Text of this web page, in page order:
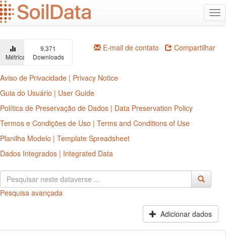
Ir
para
o
principal
Métricas
9,371
Downloads
E-mail de contato Compartilhar
Aviso de Privacidade | Privacy Notice
Guia do Usuário | User Guide
Política de Preservação de Dados | Data Preservation Policy
Termos e Condições de Uso | Terms and Conditions of Use
Planilha Modelo | Template Spreadsheet
Dados Integrados | Integrated Data
Pesquisa avançada
Adicionar dados